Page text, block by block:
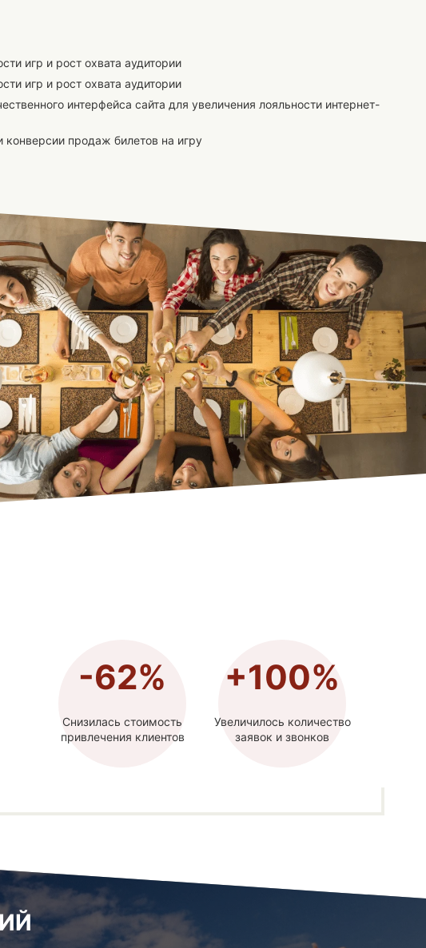
игр и рост охвата аудитории
игр и рост охвата аудитории
интерфейса сайта для увеличения лояльности интернет-
конверсии продаж билетов на игру
-62%
Снизилась стоимость
привлечения клиентов
+100%
Увеличилось количество
заявок и звонков